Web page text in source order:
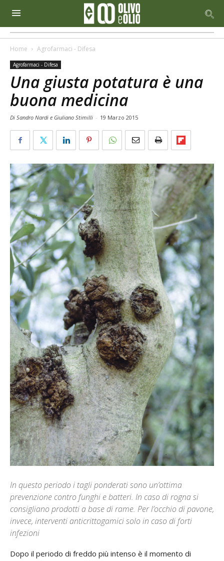
Home Agrofarmaci - Difesa
Agrofarmaci - Difesa
Una giusta potatura è una
buona medicina
Di Sandro Nardi e Giuliano Stimilli - 19 Marzo 2015
In questo periodo i tagli ponderati sono un’ottima
prevenzione contro funghi e batteri. In caso di rogna si
consigliano prodotti a base di rame. Per l’occhio di pavone,
invece, interventi anticrittogamici solo in caso di forti
infezioni
Dopo il periodo di freddo più intenso è il momento di